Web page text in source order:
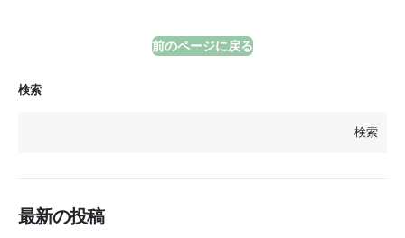
前のページに戻る
検索
検索
最新の投稿